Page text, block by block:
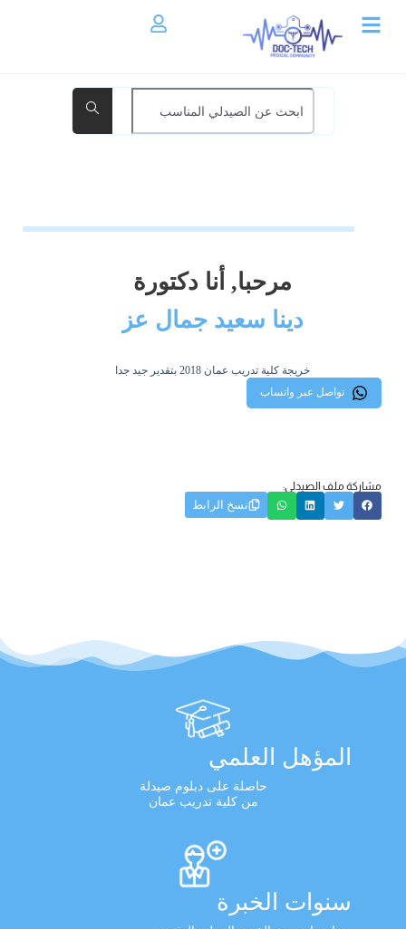
مرحبا, أنا دكتورة
دينا سعيد جمال عز
خريجة كلية تدريب عمان 2018 بتقدير جيد جدا
تواصل عبر واتساب
مشاركة ملف الصيدلي:
نسخ الرابط
المؤهل العلمي
حاصلة على دبلوم صيدلة
من كلية تدريب عمان
سنوات الخبرة